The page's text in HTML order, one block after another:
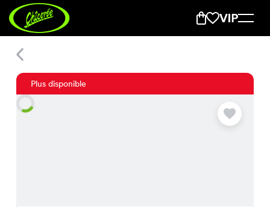
Plus disponible